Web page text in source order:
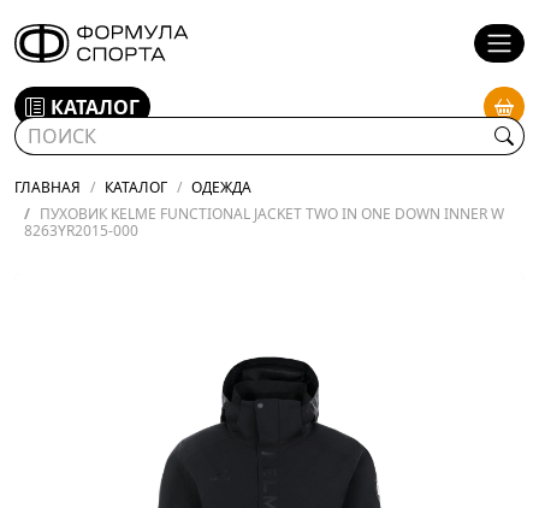
КАТАЛОГ
ГЛАВНАЯ КАТАЛОГ
ОДЕЖДА
ПУХОВИК KELME FUNCTIONAL JACKET TWO IN ONE DOWN INNER W
8263YR2015-000